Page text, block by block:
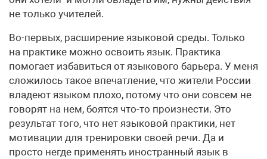
не только учителей.
Во-первых, расширение языковой среды. Только
на практике можно освоить язык. Практика
помогает избавиться от языкового барьера. У меня
сложилось такое впечатление, что жители России
владеют языком плохо, потому что они совсем не
говорят на нем, боятся что-то произнести. Это
результат того, что нет языковой практики, нет
мотивации для тренировки своей речи. Да и
просто негде применять иностранный язык в